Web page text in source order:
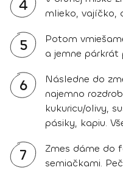
4
mlieko, vajíčko,
5
Potom
a jemne párkrát
6
Následne do
najemno
kukuricu/olivy,
pásiky, kapiu.
7
Zmes dáme do
semiačkami.